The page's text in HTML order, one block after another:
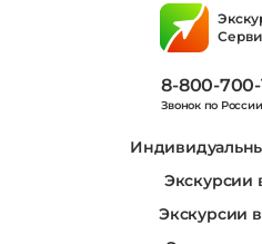
8-800-700-
Звонок по
Экскурсии
Экскурсии